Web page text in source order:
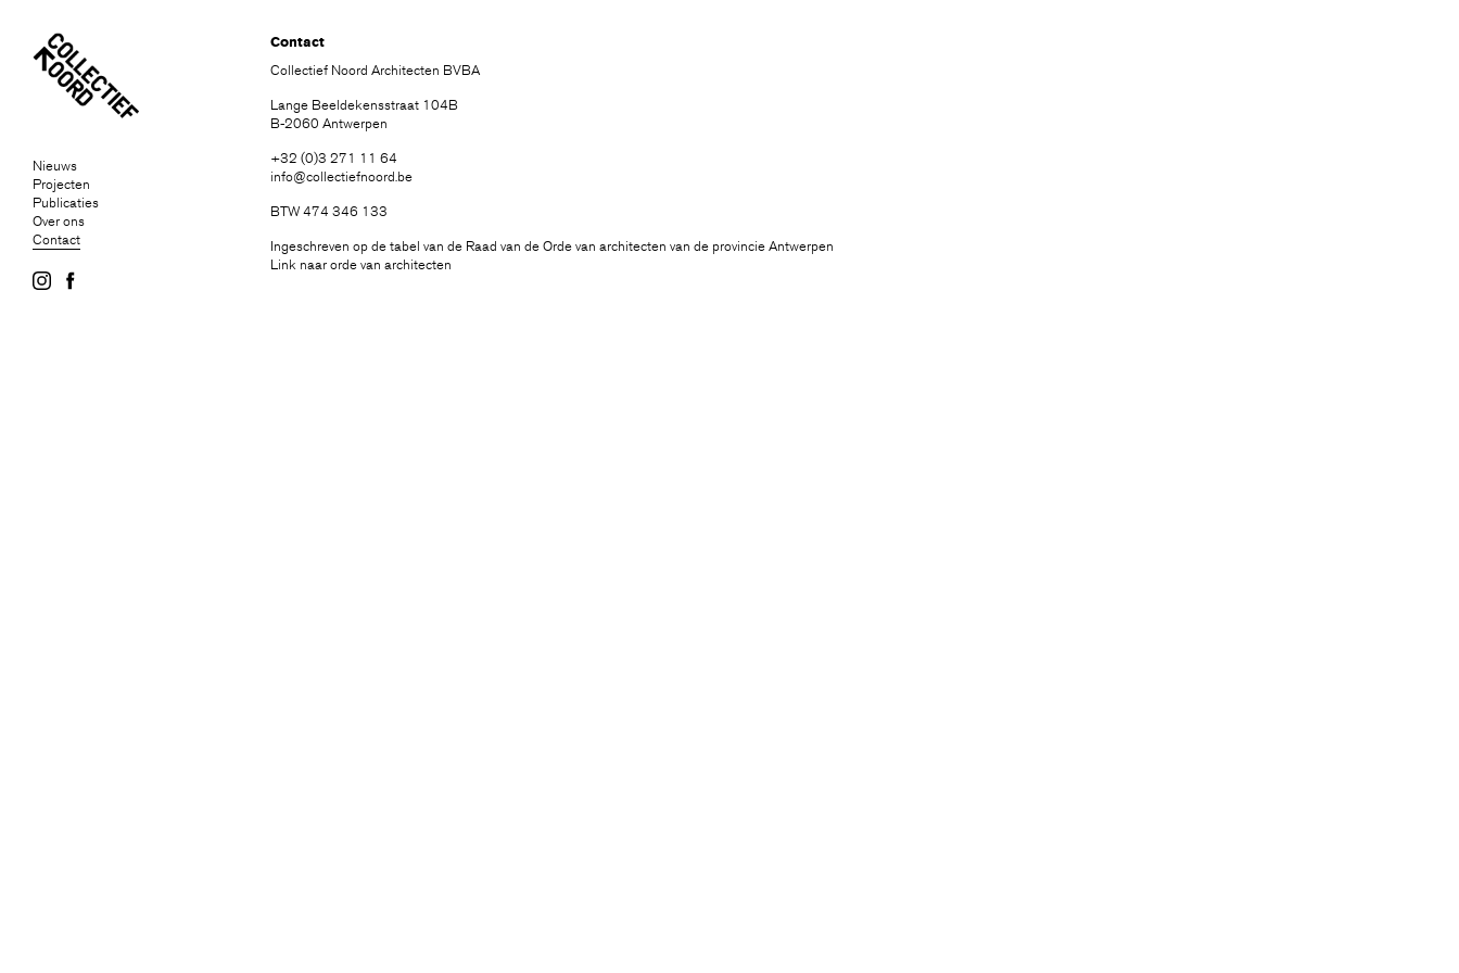
Nieuws
Projecten
Publicaties
Over ons
Contact
Contact
Collectief Noord Architecten BVBA
Lange Beeldekensstraat 104B
B-2060 Antwerpen
+32 (0)3 271 11 64
info@collectiefnoord.be
BTW 474 346 133
Ingeschreven op de tabel van de Raad van de Orde van architecten van de provincie Antwerpen
Link naar orde van architecten